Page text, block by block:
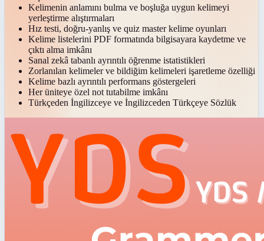
Kelimenin anlamını bulma ve boşluğa uygun kelimeyi
yerleştirme alıştırmaları
Hız testi, doğru-yanlış ve quiz master kelime oyunları
Kelime listelerini PDF formatında bilgisayara kaydetme ve
çıktı alma imkânı
Sanal zekâ tabanlı ayrıntılı öğrenme istatistikleri
Zorlanılan kelimeler ve bildiğim kelimeleri işaretleme özelliği
Kelime bazlı ayrıntılı performans göstergeleri
Her üniteye özel not tutabilme imkânı
Türkçeden İngilizceye ve İngilizceden Türkçeye Sözlük